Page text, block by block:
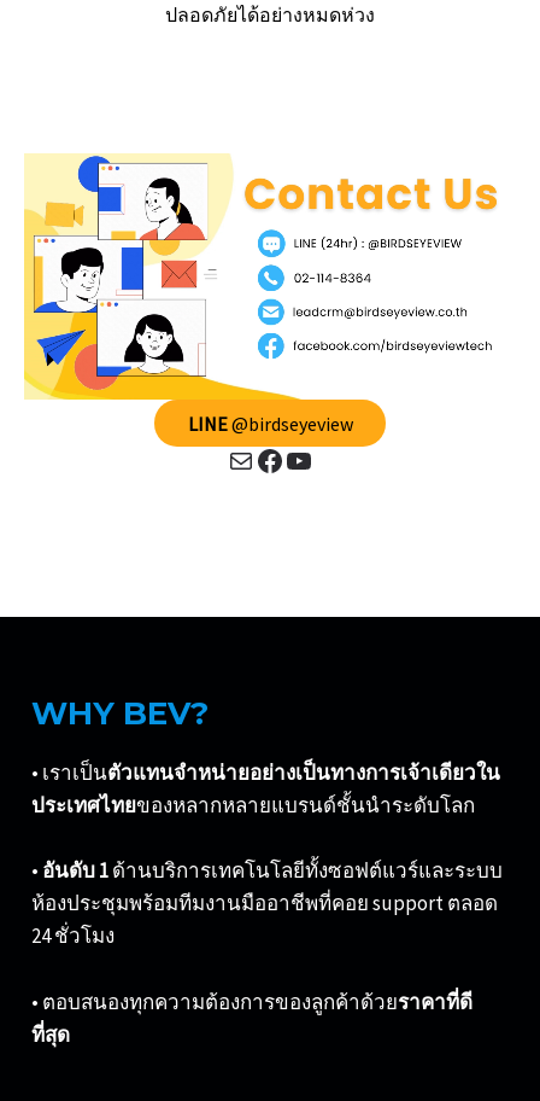
ปลอดภัยได้อย่างหมดห่วง
LINE@birdseyeview
MailFacebook
YouTube
WHY BEV?
• เราเป็นตัวแทนจำหน่ายอย่างเป็นทางการเจ้าเดียวใน
ประเทศไทยของหลากหลายแบรนด์ชั้นนำระดับโลก
• อันดับ 1ด้านบริการเทคโนโลยีทั้งซอฟต์แวร์และระบบ
ห้องประชุมพร้อมทีมงานมืออาชีพที่คอย support ตลอด
24 ชั่วโมง
• ตอบสนองทุกความต้องการของลูกค้าด้วยราคาที่ดี
ที่สุด